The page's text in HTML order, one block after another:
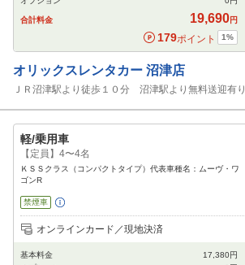
合計料金 19,690円
179ポイント 1%
オリックスレンタカー 沼津店
ＪＲ沼津駅より徒歩１０分 沼津駅より無料送迎有り
軽/乗用車
【定員】4〜4名
ＫＳＳクラス（コンパクトタイプ）代表車種名：ムーヴ・ワ
ゴンR
禁煙車
追加可能オプション
（次画面で選択ができます）
カーナビ
オンラインカード／現地決済
基本料金 17,380円